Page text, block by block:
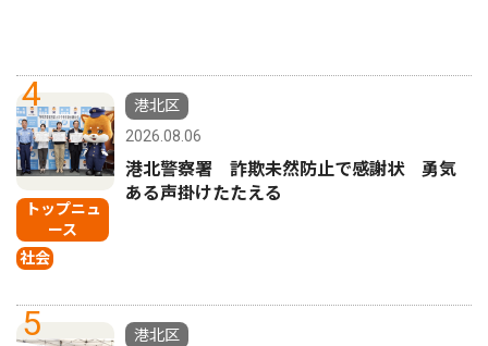
4
トップニュ
ース
社会
港北区
2026.08.06
港北警察署 詐欺未然防止で感謝状 勇気
ある声掛けたたえる
5
港北区